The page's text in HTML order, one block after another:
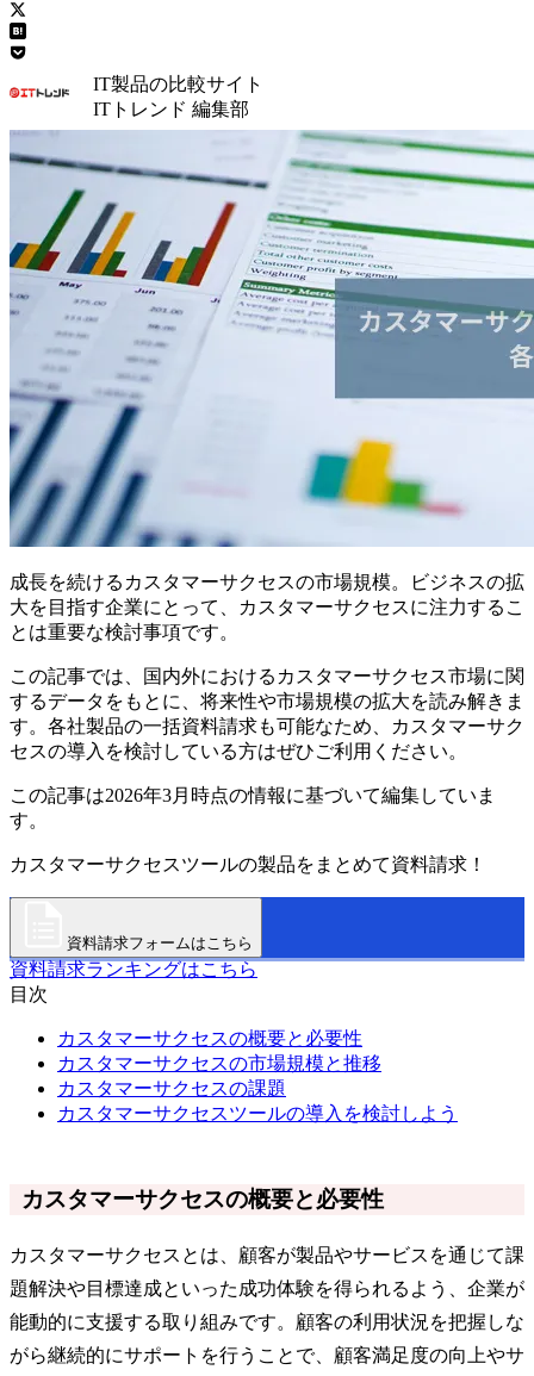
IT製品の比較サイト
ITトレンド 編集部
成長を続けるカスタマーサクセスの市場規模。ビジネスの拡
大を目指す企業にとって、カスタマーサクセスに注力するこ
とは重要な検討事項です。
この記事では、国内外におけるカスタマーサクセス市場に関
するデータをもとに、将来性や市場規模の拡大を読み解きま
す。各社製品の一括資料請求も可能なため、カスタマーサク
セスの導入を検討している方はぜひご利用ください。
この記事は2026年3月時点の情報に基づいて編集していま
す。
カスタマーサクセスツールの製品をまとめて資料請求！
資料請求フォームはこちら
資料請求ランキングはこちら
目次
カスタマーサクセスの概要と必要性
カスタマーサクセスの市場規模と推移
カスタマーサクセスの課題
カスタマーサクセスツールの導入を検討しよう
カスタマーサクセスの概要と必要性
カスタマーサクセスとは、顧客が製品やサービスを通じて課
題解決や目標達成といった成功体験を得られるよう、企業が
能動的に支援する取り組みです。顧客の利用状況を把握しな
がら継続的にサポートを行うことで、顧客満足度の向上やサ